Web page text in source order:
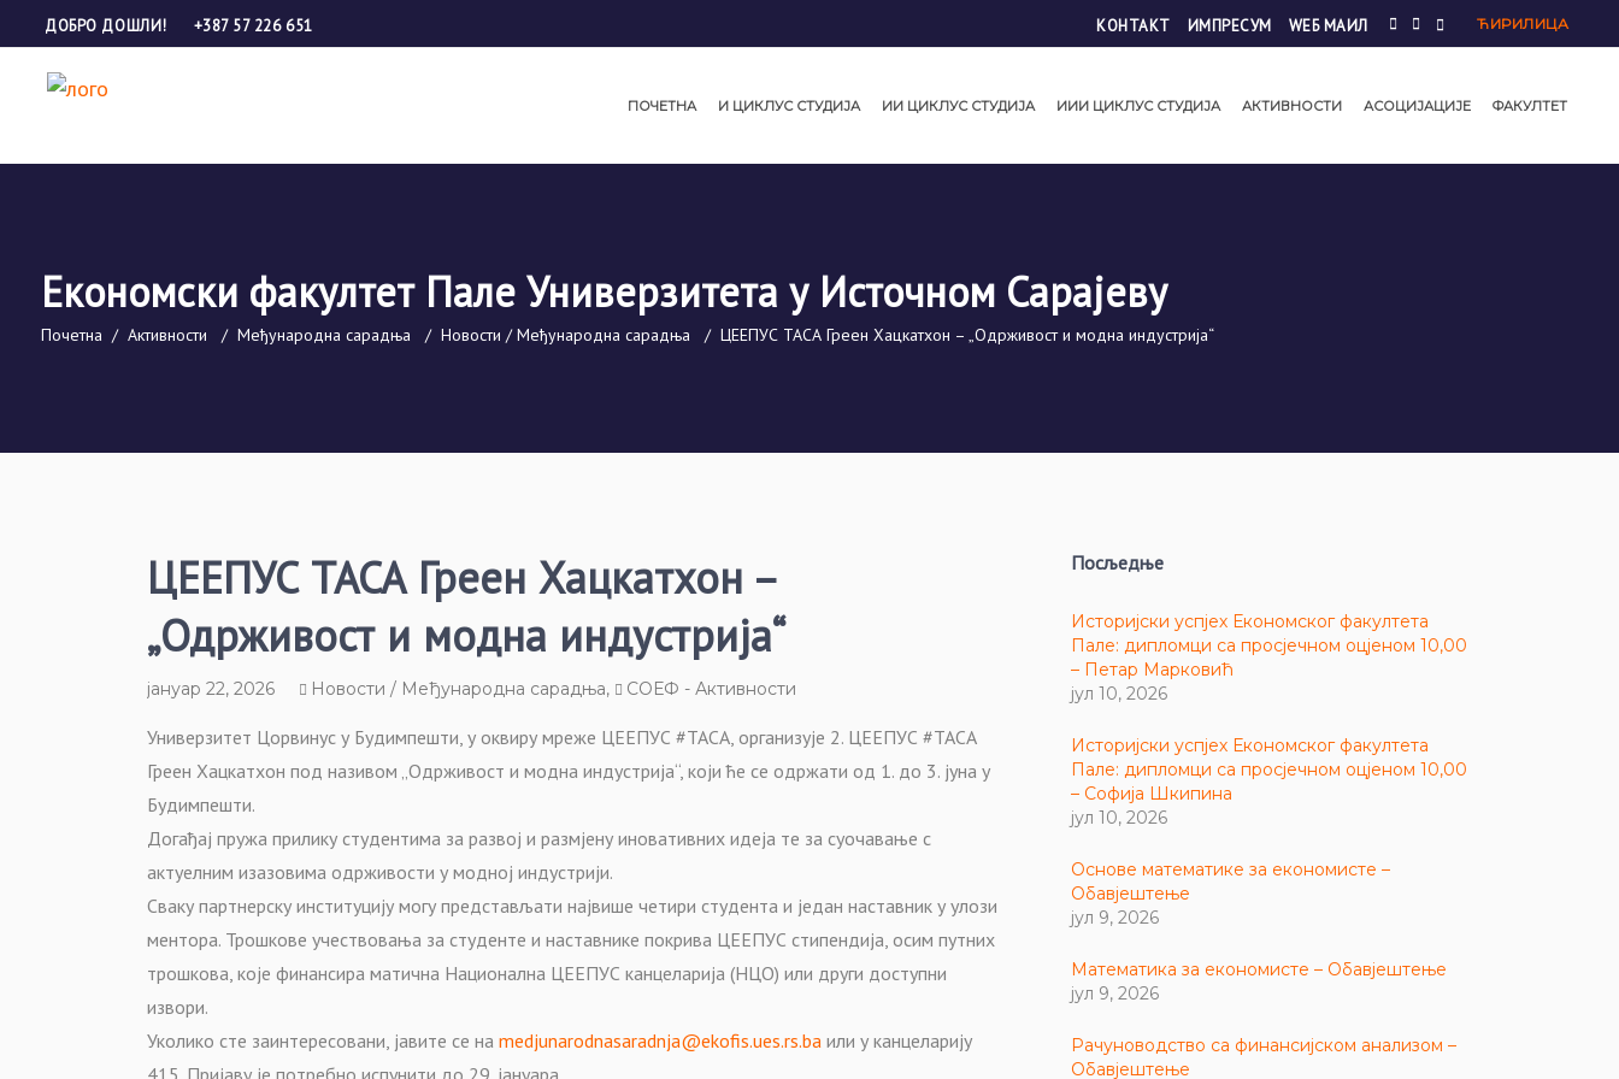
ДОБРО ДОШЛИ! +387 57 226 651 КОНТАКТ ИМПРЕСУМ WЕБ МАИЛ ЋИРИЛИЦА
ПОЧЕТНА И ЦИКЛУС СТУДИЈА ИИ ЦИКЛУС СТУДИЈА ИИИ ЦИКЛУС СТУДИЈА АКТИВНОСТИ АСОЦИЈАЦИЈЕ ФАКУЛТЕТ
Економски факултет Пале Универзитета у Источном Сарајеву
Почетна / Активности / Међународна сарадња / Новости / Међународна сарадња / ЦЕЕПУС ТАСА Греен Хацкатхон – „Одрживост и модна индустрија“
ЦЕЕПУС ТАСА Греен Хацкатхон –
„Одрживост и модна индустрија“
јануар 22, 2026 Новости / Међународна сарадња, СОЕФ - Активности
Универзитет Цорвинус у Будимпешти, у оквиру мреже ЦЕЕПУС #ТАСА, организује 2. ЦЕЕПУС #ТАСА
Греен Хацкатхон под називом „Одрживост и модна индустрија“, који ће се одржати од 1. до 3. јуна у
Будимпешти.
Догађај пружа прилику студентима за развој и размјену иновативних идеја те за суочавање с
актуелним изазовима одрживости у модној индустрији.
Сваку партнерску институцију могу представљати највише четири студента и један наставник у улози
ментора. Трошкове учествовања за студенте и наставнике покрива ЦЕЕПУС стипендија, осим путних
трошкова, које финансира матична Национална ЦЕЕПУС канцеларија (НЦО) или други доступни
извори.
Уколико сте заинтересовани, јавите се на medjunarodnasaradnja@ekofis.ues.rs.ba или у канцеларију
415. Пријаву је потребно испунити до 29. јануара.
Посљедње
Историјски успјех Економског факултета
Пале: дипломци са просјечном оцјеном 10,00
– Петар Марковић
јул 10, 2026
Историјски успјех Економског факултета
Пале: дипломци са просјечном оцјеном 10,00
– Софија Шкипина
јул 10, 2026
Основе математике за економисте –
Обавјештење
јул 9, 2026
Математика за економисте – Обавјештење
јул 9, 2026
Рачуноводство са финансијском анализом –
Обавјештење